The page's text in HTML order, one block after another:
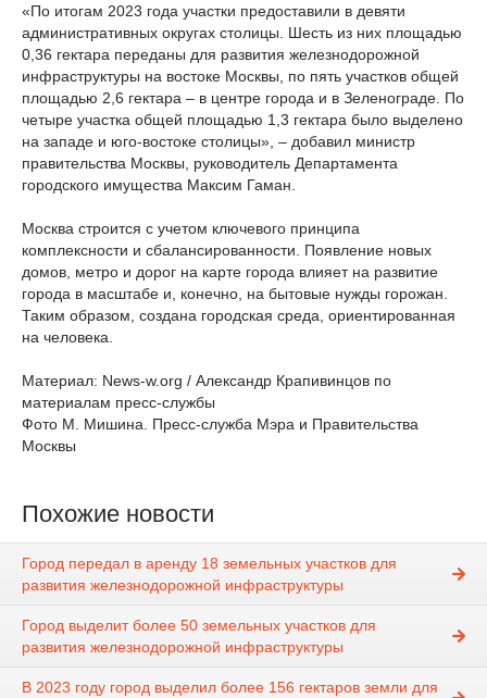
«По итогам 2023 года участки предоставили в девяти
административных округах столицы. Шесть из них площадью
0,36 гектара переданы для развития железнодорожной
инфраструктуры на востоке Москвы, по пять участков общей
площадью 2,6 гектара – в центре города и в Зеленограде. По
четыре участка общей площадью 1,3 гектара было выделено
на западе и юго-востоке столицы», – добавил министр
правительства Москвы, руководитель Департамента
городского имущества Максим Гаман.
Москва строится с учетом ключевого принципа
комплексности и сбалансированности. Появление новых
домов, метро и дорог на карте города влияет на развитие
города в масштабе и, конечно, на бытовые нужды горожан.
Таким образом, создана городская среда, ориентированная
на человека.
Материал: News-w.org / Александр Крапивинцов по
материалам пресс-службы
Фото М. Мишина. Пресс-служба Мэра и Правительства
Москвы
Похожие новости
Город передал в аренду 18 земельных участков для
развития железнодорожной инфраструктуры
Город выделит более 50 земельных участков для
развития железнодорожной инфраструктуры
В 2023 году город выделил более 156 гектаров земли для